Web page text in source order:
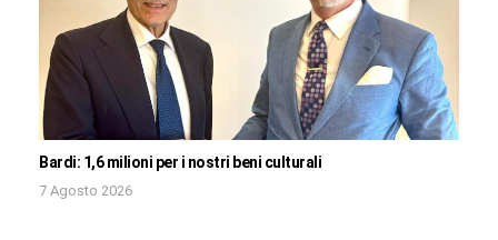
Bardi: 1,6 milioni per i nostri beni culturali
7 Agosto 2026